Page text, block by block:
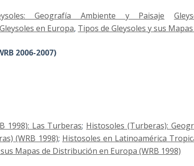
Geografía Ambiente y Paisaje
Gleysoles en Europa, Tipos de Gleysoles y sus
2006-2007)
1998): Las Turberas; Histosoles (Turberas):
(WRB 1998); Histosoles en Latinoamérica
Mapas de Distribución en Europa (WRB 1998)